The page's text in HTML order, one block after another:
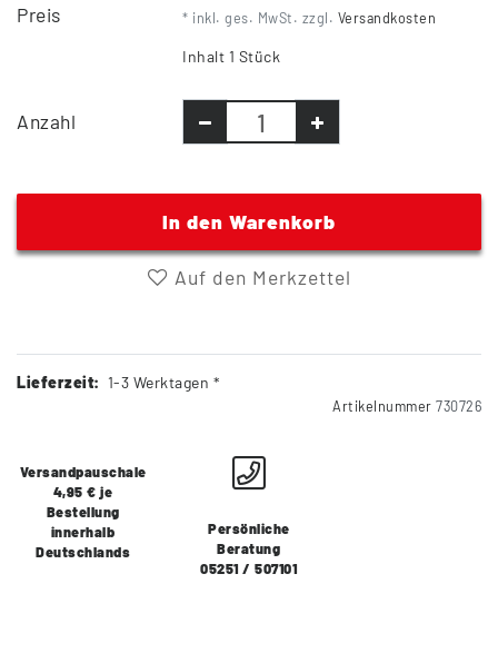
Preis * inkl. ges. MwSt. zzgl. Versandkosten
Inhalt 1 Stück
Anzahl
In den Warenkorb
Auf den Merkzettel
Lieferzeit: 1-3 Werktagen *
Artikelnummer 730726
Versandpauschale
4,95 € je
Bestellung
innerhalb
Deutschlands
Persönliche
Beratung
05251 / 507101